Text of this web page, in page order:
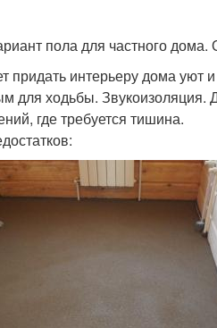
пола для частного
интерьеру дома уют
для ходьбы.
где требуется тишина.